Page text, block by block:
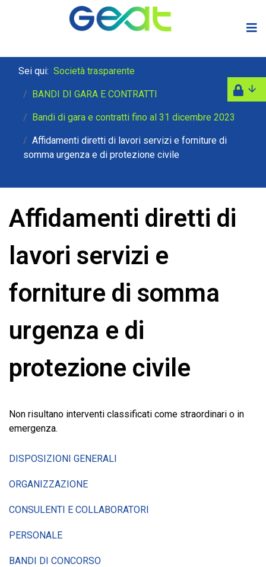
Sei qui: Società trasparente
BANDI DI GARA E CONTRATTI
Bandi di gara e contratti fino al 31 dicembre 2023
Affidamenti diretti di lavori servizi e forniture di
somma urgenza e di protezione civile
Affidamenti diretti di
lavori servizi e
forniture di somma
urgenza e di
protezione civile
Non risultano interventi classificati come straordinari o in
emergenza.
DISPOSIZIONI GENERALI
ORGANIZZAZIONE
CONSULENTI E COLLABORATORI
PERSONALE
BANDI DI CONCORSO